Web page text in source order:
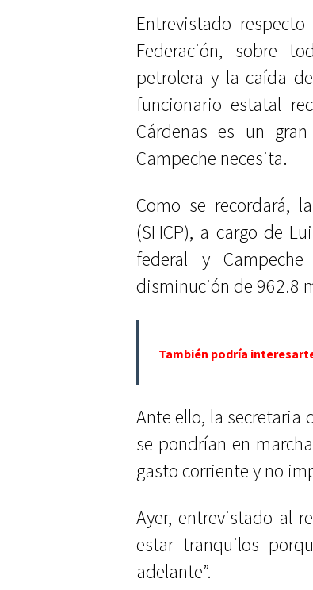
Entrevistado
Federación, sobre
petrolera y la caída
funcionario estatal
Cárdenas es un
Campeche necesita.
Como se recordará,
(SHCP), a cargo de
federal y
disminución de 962.8
También podría
Ante ello, la secretaria
se pondrían en
gasto corriente y no
Ayer, entrevistado al
estar tranquilos
adelante”.